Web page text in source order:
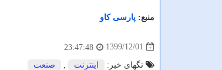
منبع: پارسی كاو
1399/12/01
23:47:48
تگهای خبر: اینترنت صنعت